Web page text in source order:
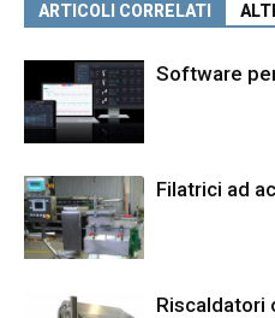
ARTICOLI CORRELATI
Software
Filatrici ad
Riscaldatori